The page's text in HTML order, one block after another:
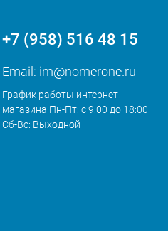
+7 (958) 516 48 15
Email: im@nomerone.ru
График работы интернет-
магазина Пн-Пт: с 9:00 до 18:00
Сб-Вс: Выходной